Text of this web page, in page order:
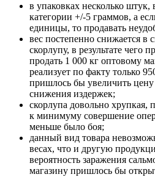
в упаковках несколько штук,
категории +/-5 граммов, а
единицы, то продавать
вес постепенно снижается в
скорлупу, в результате чего
продать 1 000 кг оптовому
реализует по факту только
пришлось бы увеличить
снижения издержек;
скорлупа довольно хрупкая,
к минимуму совершение
меньше было боя;
данный вид товара
весах, что и другую
вероятность заражения
магазину пришлось бы